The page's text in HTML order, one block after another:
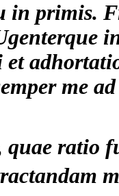
in primis.
me
quae ratio